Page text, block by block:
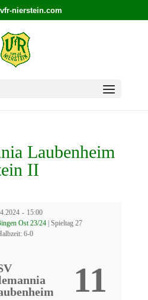
nierstein.com
Laubenheim
II
- 15:00
Ost 23/24 | Spieltag 27
6-0
11